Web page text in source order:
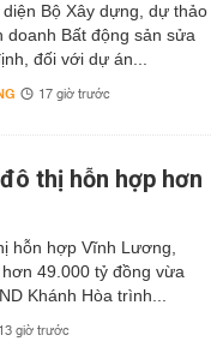
Bộ Xây dựng, dự thảo
doanh Bất động sản sửa
đối với dự án...
17 giờ trước
thị hỗn hợp hơn
hỗn hợp Vĩnh Lương,
49.000 tỷ đồng vừa
Khánh Hòa trình...
13 giờ trước